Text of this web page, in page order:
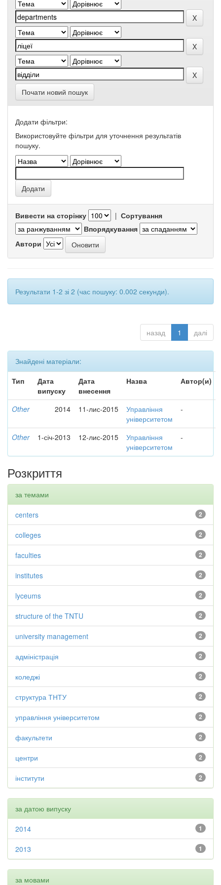
Почати новий пошук
Додати фільтри:
Використовуйте фільтри для уточнення результатів
пошуку.
Вивести на сторінку | Сортування
Впорядкування
Автори
Результати 1-2 зі 2 (час пошуку: 0.002 секунди).
назад 1 далі
Знайдені матеріали:
Тип
Дата
випуску
Дата
внесення
Назва Автор(и)
Other 2014 11-лис-2015
Управління
університетом
-
Other 1-січ-2013 12-лис-2015
Управління
університетом
-
Розкриття
за темами
2
centers
2
colleges
2
faculties
2
institutes
2
lyceums
2
structure of the TNTU
2
university management
2
адміністрація
2
коледжі
2
структура ТНТУ
2
управління університетом
2
факультети
2
центри
2
інститути
за датою випуску
1
2014
1
2013
за мовами